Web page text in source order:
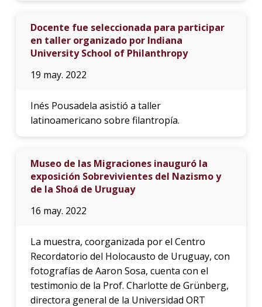
Docente fue seleccionada para participar
en taller organizado por Indiana
University School of Philanthropy
19 may. 2022
Inés Pousadela asistió a taller
latinoamericano sobre filantropía.
Museo de las Migraciones inauguró la
exposición Sobrevivientes del Nazismo y
de la Shoá de Uruguay
16 may. 2022
La muestra, coorganizada por el Centro
Recordatorio del Holocausto de Uruguay, con
fotografías de Aaron Sosa, cuenta con el
testimonio de la Prof. Charlotte de Grünberg,
directora general de la Universidad ORT